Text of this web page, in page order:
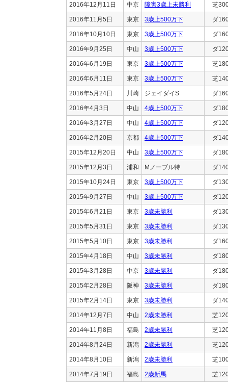
2016年12月11日 中京 障害3歳上未勝利 芝
2016年11月5日 東京 3歳上500万下 ダ
2016年10月10日 東京 3歳上500万下 ダ
2016年9月25日 中山 3歳上500万下 ダ
2016年6月19日 東京 3歳上500万下 芝
2016年6月11日 東京 3歳上500万下 芝
2016年5月24日 川崎 ジェイダイS ダ
2016年4月3日 中山 4歳上500万下 ダ
2016年3月27日 中山 4歳上500万下 ダ
2016年2月20日 京都 4歳上500万下 ダ
2015年12月20日 中山 3歳上500万下 ダ
2015年12月3日 浦和 Mノーブル特 ダ
2015年10月24日 東京 3歳上500万下 ダ
2015年9月27日 中山 3歳上500万下 ダ
2015年6月21日 東京 3歳未勝利 ダ
2015年5月31日 東京 3歳未勝利 ダ
2015年5月10日 東京 3歳未勝利 ダ
2015年4月18日 中山 3歳未勝利 ダ
2015年3月28日 中京 3歳未勝利 ダ
2015年2月28日 阪神 3歳未勝利 ダ
2015年2月14日 東京 3歳未勝利 ダ
2014年12月7日 中山 2歳未勝利 芝
2014年11月8日 福島 2歳未勝利 芝
2014年8月24日 新潟 2歳未勝利 芝
2014年8月10日 新潟 2歳未勝利 芝
2014年7月19日 福島 2歳新馬 芝